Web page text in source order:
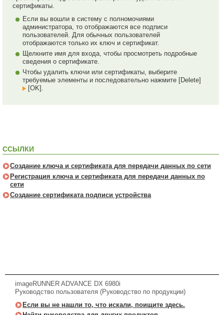
сертификаты.
Если вы вошли в систему с полномочиями
администратора, то отображаются все подписи
пользователей. Для обычных пользователей
отображаются только их ключ и сертификат.
Щелкните имя для входа, чтобы просмотреть подробные
сведения о сертификате.
Чтобы удалить ключи или сертификаты, выберите
требуемые элементы и последовательно нажмите [Delete]
[OK].
ССЫЛКИ
Создание ключа и сертификата для передачи данных по сети
Регистрация ключа и сертификата для передачи данных по
сети
Создание сертификата подписи устройства
imageRUNNER ADVANCE DX 6980i
Руководство пользователя (Руководство по продукции)
Если вы не нашли то, что искали, поищите здесь.